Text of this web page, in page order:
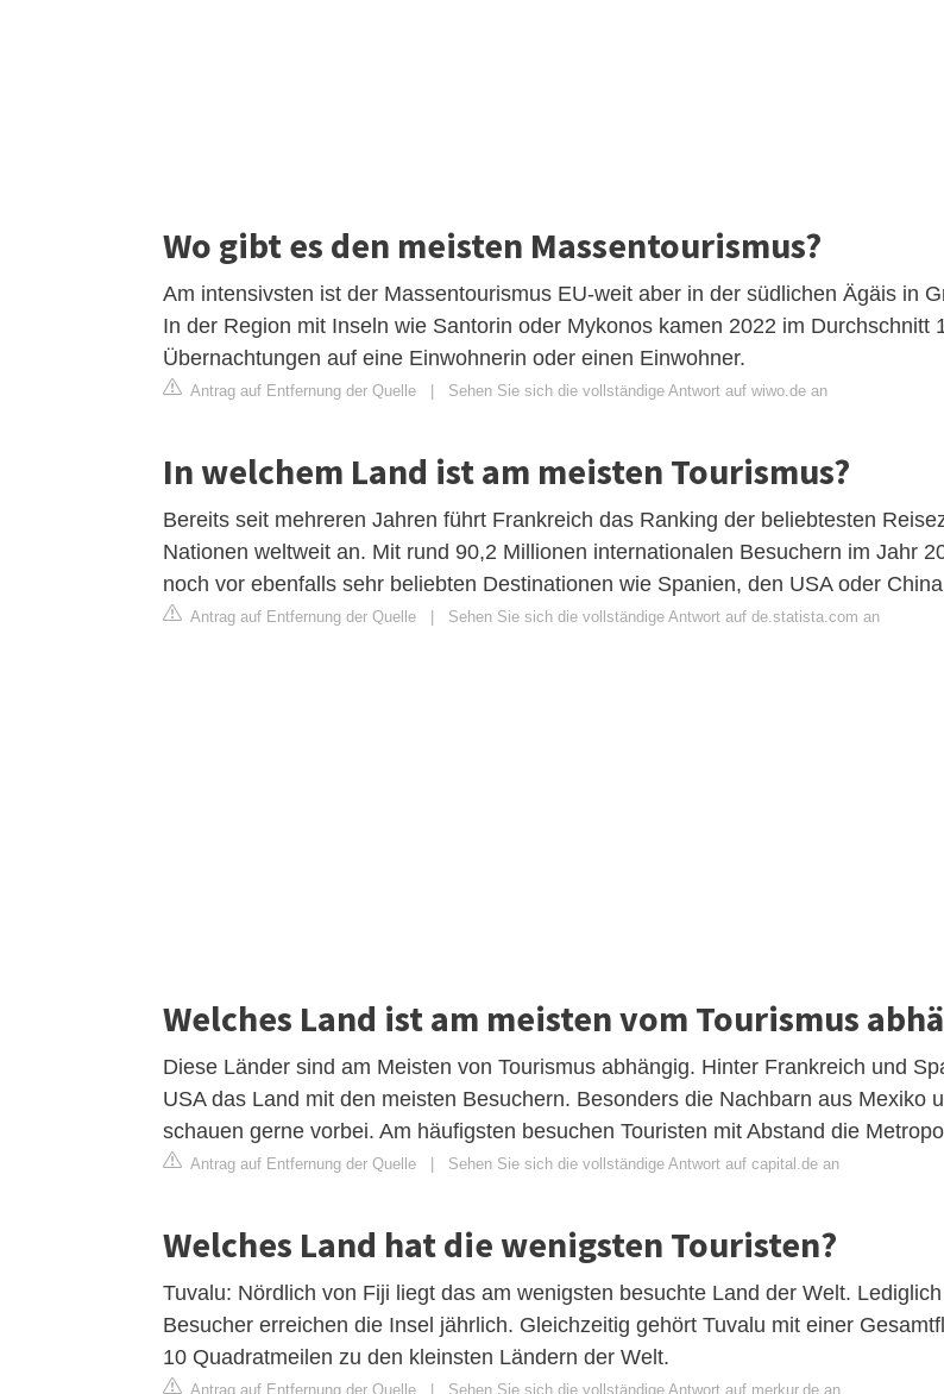
Wo gibt es den meisten Massentourismus?
Am intensivsten ist der Massentourismus EU-weit aber in der südlichen Ägäis in
In der Region mit Inseln wie Santorin oder Mykonos kamen 2022 im Durchschnitt
Übernachtungen auf eine Einwohnerin oder einen Einwohner.
Antrag auf Entfernung der Quelle Sehen Sie sich die vollständige Antwort auf wiwo.de an
In welchem Land ist am meisten Tourismus?
Bereits seit mehreren Jahren führt Frankreich das Ranking der beliebtesten
Nationen weltweit an. Mit rund 90,2 Millionen internationalen Besuchern im Jahr
noch vor ebenfalls sehr beliebten Destinationen wie Spanien, den USA oder
Antrag auf Entfernung der Quelle Sehen Sie sich die vollständige Antwort auf de.statista.com an
Welches Land ist am meisten vom Tourismus
Diese Länder sind am Meisten von Tourismus abhängig. Hinter Frankreich und
USA das Land mit den meisten Besuchern. Besonders die Nachbarn aus Mexiko
schauen gerne vorbei. Am häufigsten besuchen Touristen mit Abstand die
Antrag auf Entfernung der Quelle Sehen Sie sich die vollständige Antwort auf capital.de an
Welches Land hat die wenigsten Touristen?
Tuvalu: Nördlich von Fiji liegt das am wenigsten besuchte Land der Welt.
Besucher erreichen die Insel jährlich. Gleichzeitig gehört Tuvalu mit einer
10 Quadratmeilen zu den kleinsten Ländern der Welt.
Antrag auf Entfernung der Quelle Sehen Sie sich die vollständige Antwort auf merkur.de an